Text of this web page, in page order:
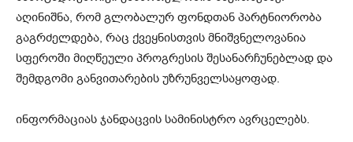
აღინიშნა, რომ გლობალურ ფონდთან პარტნიორობა
გაგრძელდება, რაც ქვეყნისთვის მნიშვნელოვანია
სფეროში მიღწეული პროგრესის შესანარჩუნებლად და
შემდგომი განვითარების უზრუნველსაყოფად.
ინფორმაციას ჯანდაცვის სამინისტრო ავრცელებს.